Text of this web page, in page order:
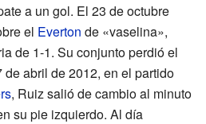
a un gol. El 23 de octubre
el Everton de «vaselina»,
de 1-1. Su conjunto perdió el
abril de 2012, en el partido
, Ruiz salió de cambio al minuto
su pie izquierdo. Al día